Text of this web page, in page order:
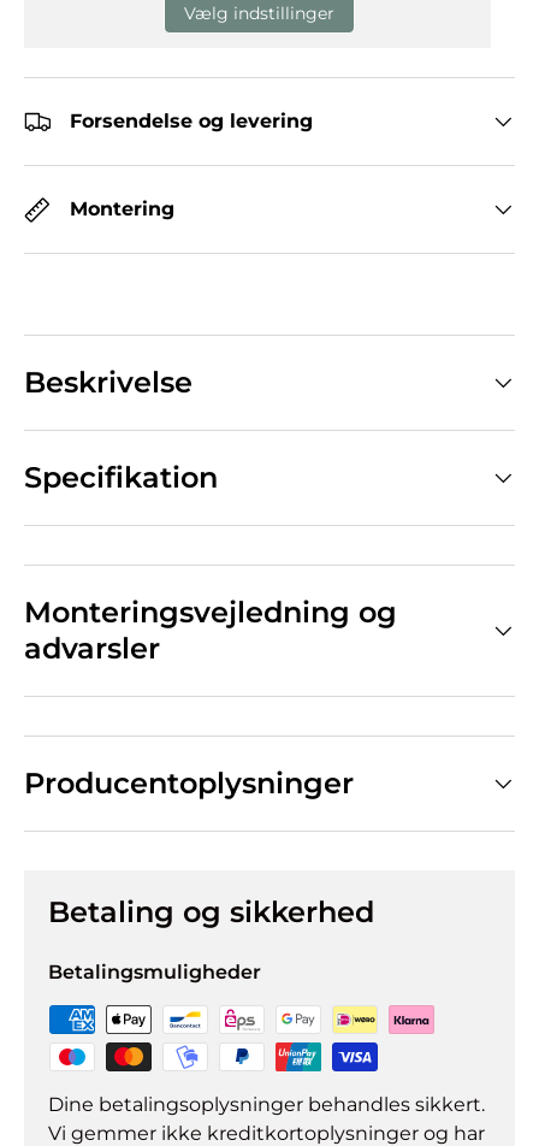
Vælg indstillinger
Forsendelse og levering
Montering
Beskrivelse
Specifikation
Monteringsvejledning og
advarsler
Producentoplysninger
Betaling og sikkerhed
Betalingsmuligheder
Dine betalingsoplysninger behandles sikkert.
Vi gemmer ikke kreditkortoplysninger og har